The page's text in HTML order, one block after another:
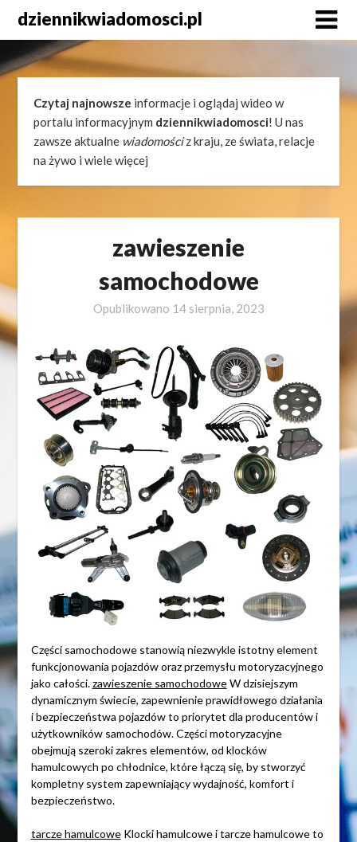
content
dziennikwiadomosci.pl
Czytaj najnowsze informacje i oglądaj wideo w
portalu informacyjnym dziennikwiadomosci! U nas
zawsze aktualne wiadomościz kraju, ze świata, relacje
na żywo i wiele więcej
zawieszenie
samochodowe
Opublikowano 14 sierpnia, 2023
Części samochodowe stanowią niezwykle istotny element
funkcjonowania pojazdów oraz przemysłu motoryzacyjnego
jako całości.zawieszenie samochodoweW dzisiejszym
dynamicznym świecie, zapewnienie prawidłowego działania
i bezpieczeństwa pojazdów to priorytet dla producentów i
użytkowników samochodów. Części motoryzacyjne
obejmują szeroki zakres elementów, od klocków
hamulcowych po chłodnice, które łączą się, by stworzyć
kompletny system zapewniający wydajność, komfort i
bezpieczeństwo.
tarcze hamulcoweKlocki hamulcowe i tarcze hamulcowe to